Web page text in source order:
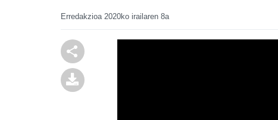
Erredakzioa 2020ko irailaren 8a